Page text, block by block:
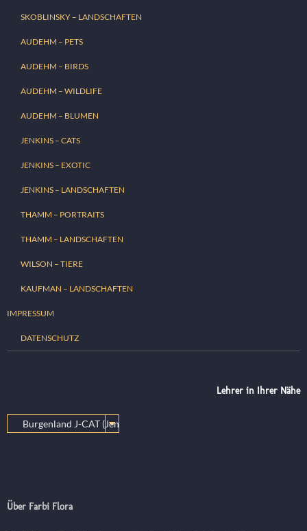
SKOBLINSKY – LANDSCHAFTEN
AUDEHM – PETS
AUDEHM – BIRDS
AUDEHM – WILDLIFE
AUDEHM – BLUMEN
JENKINS – CATS
JENKINS – EXOTIC
JENKINS – LANDSCHAFTEN
THAMM – PORTRAITS
THAMM – LANDSCHAFTEN
WILSON – TIERE
KAUFMAN – LANDSCHAFTEN
IMPRESSUM
DATENSCHUTZ
Lehrer in Ihrer Nähe
Über Farbi Flora